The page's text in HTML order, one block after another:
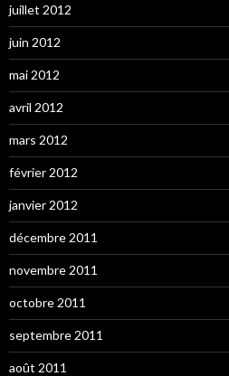
juillet 2012
juin 2012
mai 2012
avril 2012
mars 2012
février 2012
janvier 2012
décembre 2011
novembre 2011
octobre 2011
septembre 2011
août 2011